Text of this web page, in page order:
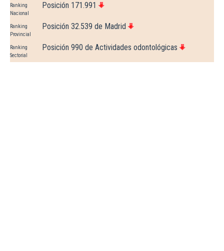
Ranking
Nacional
Posición 171.991
Ranking
Provincial
Posición 32.539 de Madrid
Ranking
Sectorial
Posición 990 de Actividades odontológicas